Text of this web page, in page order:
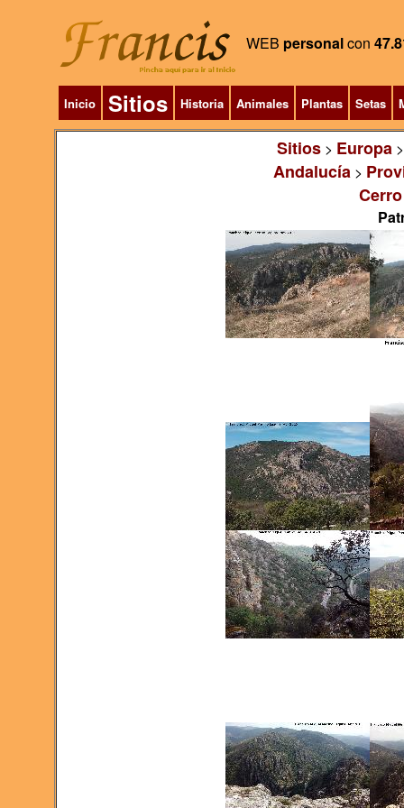
WEB personalcon
Inicio Sitios Historia Animales Plantas Setas
Sitios> Europa
Andalucía>